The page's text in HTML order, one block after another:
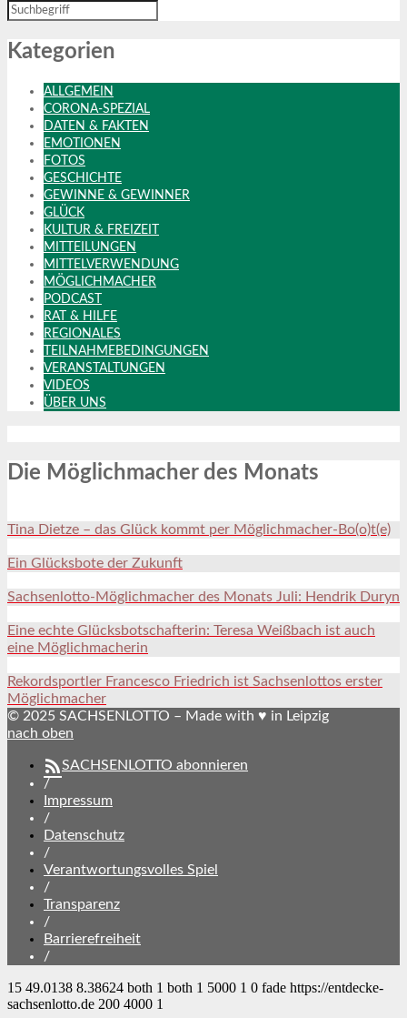
Kategorien
ALLGEMEIN
CORONA-SPEZIAL
DATEN & FAKTEN
EMOTIONEN
FOTOS
GESCHICHTE
GEWINNE & GEWINNER
GLÜCK
KULTUR & FREIZEIT
MITTEILUNGEN
MITTELVERWENDUNG
MÖGLICHMACHER
PODCAST
RAT & HILFE
REGIONALES
TEILNAHMEBEDINGUNGEN
VERANSTALTUNGEN
VIDEOS
ÜBER UNS
Die Möglichmacher des Monats
Tina Dietze – das Glück kommt per Möglichmacher-Bo(o)t(e)
Ein Glücksbote der Zukunft
Sachsenlotto-Möglichmacher des Monats Juli: Hendrik Duryn
Eine echte Glücksbotschafterin: Teresa Weißbach ist auch
eine Möglichmacherin
Rekordsportler Francesco Friedrich ist Sachsenlottos erster
Möglichmacher
© 2025 SACHSENLOTTO – Made with ♥ in Leipzig
nach oben
SACHSENLOTTO abonnieren
/
Impressum
/
Datenschutz
/
Verantwortungsvolles Spiel
/
Transparenz
/
Barrierefreiheit
/
15 49.0138 8.38624 both 1 both 1 5000 1 0 fade https://entdecke-
sachsenlotto.de 200 4000 1